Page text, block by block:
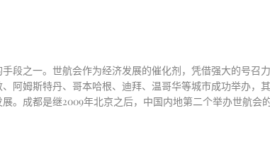
段之一。世航会作为经济发展的催化剂，凭借强大的号召
阿姆斯特丹、哥本哈根、迪拜、温哥华等城市成功举办
。成都是继2009年北京之后，中国内地第二个举办世航会